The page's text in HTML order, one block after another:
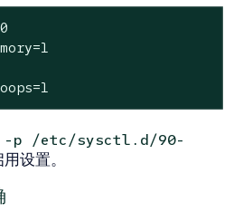
-p /etc/sysctl.d/90-
设置。